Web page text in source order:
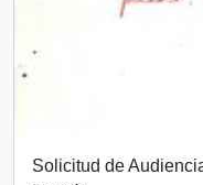
Solicitud de